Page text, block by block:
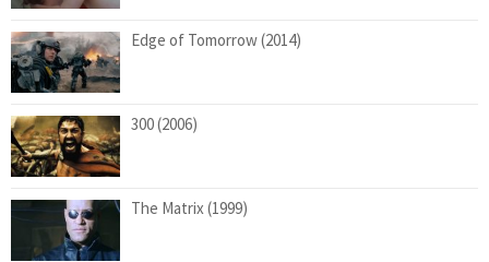
Edge of Tomorrow (2014)
300 (2006)
The Matrix (1999)